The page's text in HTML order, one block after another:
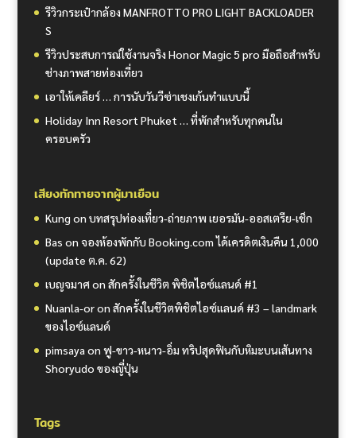
รีวิวกระเป๋ากล้อง MANFROTTO PRO LIGHT BACKLOADER
S
รีวิวประสบการณ์ใช้งานจริง Honor Magic 5 pro มือถือสำหรับ
ช่างภาพสายท่องเที่ยว
เอาให้เคลียร์ … การนับวันวีซ่าเชงเก้นทำแบบนี้
Holiday Inn Resort Phuket … ที่พักสำหรับทุกคนใน
ครอบครัว
เสียงทักทายจากผู้มาเยือน
Kung on บทสรุปท่องเที่ยว-ถ่ายภาพ เยอรมัน-ออสเตรีย-เช็ก
Bas on จองห้องพักกับ Booking.com ได้เครดิตเงินคืน 1,000
(update ต.ค. 62)
เบญจมาศon สักครั้งในชีวิต พิชิตไอซ์แลนด์ #1
Nuanla-oron สักครั้งในชีวิตพิชิตไอซ์แลนด์ #3 – landmark
ของไอซ์แลนด์
pimsaya on ฟู-ขาว-หนาว-อิ่ม ทริปสุดฟินกับหิมะบนเส้นทาง
Shoryudo ของญี่ปุ่น
Tags